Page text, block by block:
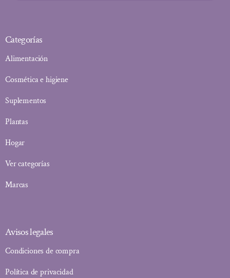
Categorías
Alimentación
Cosmética e higiene
Suplementos
Plantas
Hogar
Ver categorías
Marcas
Avisos legales
Condiciones de compra
Política de privacidad